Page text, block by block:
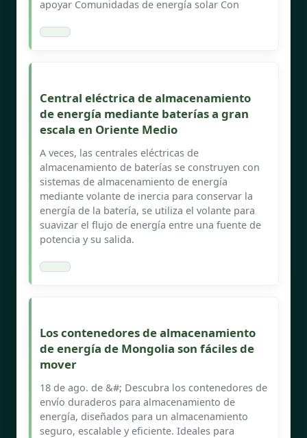
apoyar Comunidadas de energía solar Con
Central eléctrica de almacenamiento
de energía mediante baterías a gran
escala en Oriente Medio
A veces, las centrales eléctricas de
almacenamiento de baterías se construyen con
sistemas de almacenamiento de energía
mediante volante de inercia para conservar la
energía de la batería, se utiliza el volante para
suavizar el flujo de energía entre una fuente de
potencia y su salida.
Los contenedores de almacenamiento
de energía de Mongolia son fáciles de
mover
18 de ago. de &#; Descubra los contenedores de
envío duraderos para almacenamiento de
energía, diseñados para un almacenamiento
seguro, escalable y eficiente. Ideales para